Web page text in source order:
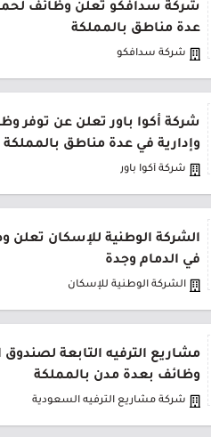
شركة سدافكو تعلن وظائف
عدة مناطق بالمملكة
شركة سدافكو
شركة أكوا باور تعلن عن توفر
وإدارية في عدة مناطق بالمملكة
شركة أكوا باور
الشركة الوطنية للإسكان تعلن
في الدمام وجدة
الشركة الوطنية للإسكان
مشاريع الترفيه التابعة
وظائف بعدة مدن بالمملكة
شركة مشاريع الترفيه السعودية